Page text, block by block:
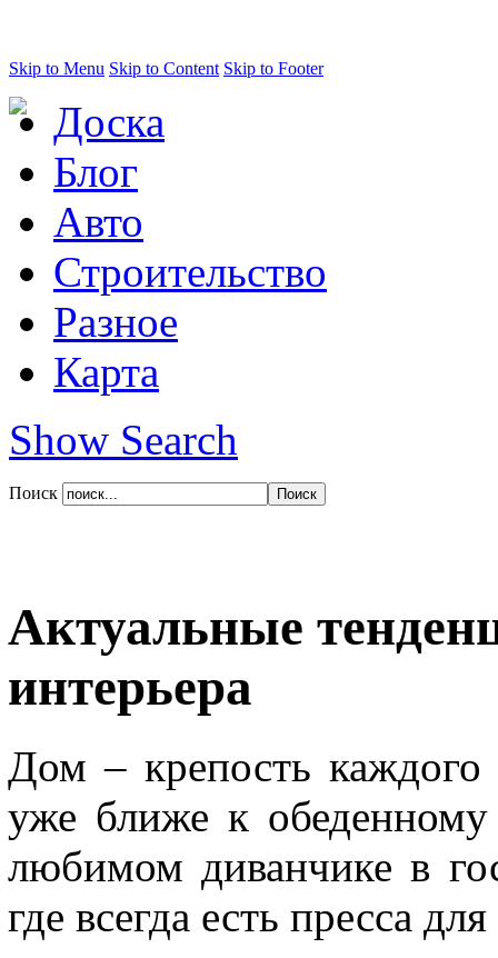
Skip to Menu Skip to Content Skip to Footer
Доска
Блог
Авто
Строительство
Разное
Карта
Show Search
Поиск
Актуальные
интерьера
Дом – крепость
уже ближе к
любимом диванчике в
где всегда есть пресса